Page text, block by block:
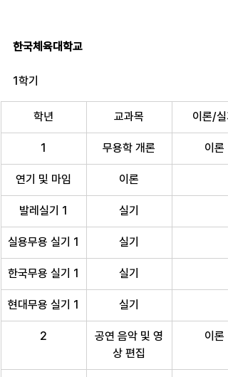
한국체육대학교
1학기
학년 교과목 이론/실
1 무용학 개론 이론
연기 및 마임 이론
발레실기 1 실기
실용무용 실기 1 실기
한국무용 실기 1 실기
현대무용 실기 1 실기
2
공연 음악 및 영
상 편집
이론